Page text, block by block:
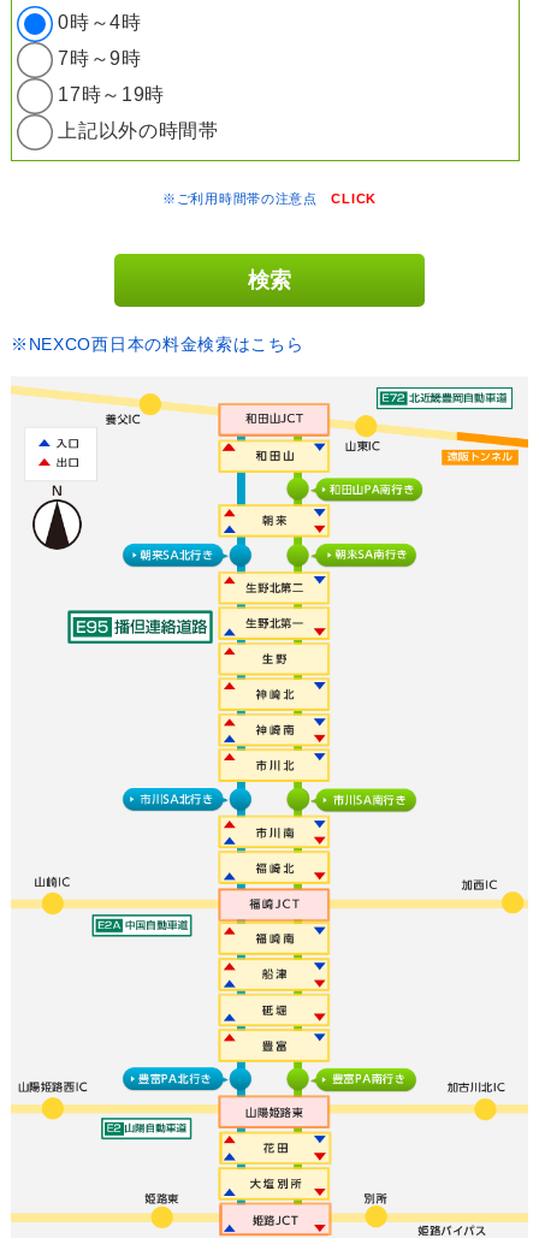
0時～4時
7時～9時
17時～19時
上記以外の時間帯
※ご利用時間帯の注意点CLICK
※NEXCO西日本の料金検索はこちら